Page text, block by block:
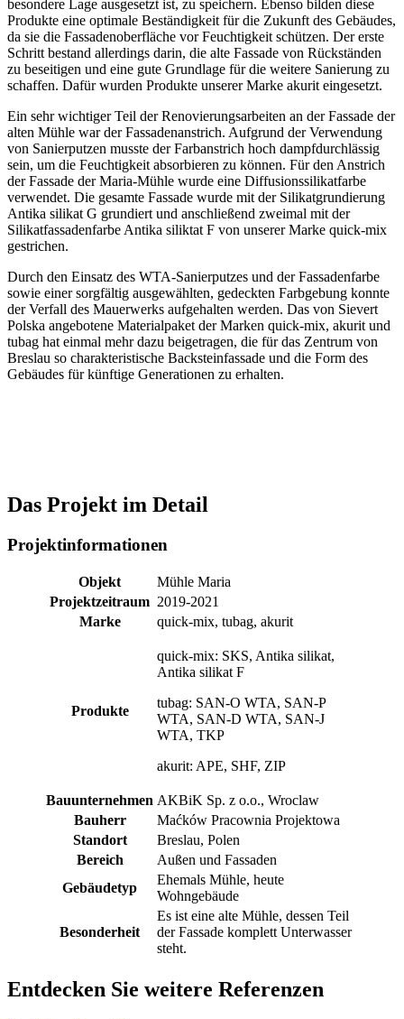
besondere Lage ausgesetzt ist, zu speichern. Ebenso bilden diese
Produkte eine optimale Beständigkeit für die Zukunft des Gebäudes,
da sie die Fassadenoberfläche vor Feuchtigkeit schützen. Der erste
Schritt bestand allerdings darin, die alte Fassade von Rückständen
zu beseitigen und eine gute Grundlage für die weitere Sanierung zu
schaffen. Dafür wurden Produkte unserer Marke akurit eingesetzt.
Ein sehr wichtiger Teil der Renovierungsarbeiten an der Fassade der
alten Mühle war der Fassadenanstrich. Aufgrund der Verwendung
von Sanierputzen musste der Farbanstrich hoch dampfdurchlässig
sein, um die Feuchtigkeit absorbieren zu können. Für den Anstrich
der Fassade der Maria-Mühle wurde eine Diffusionssilikatfarbe
verwendet. Die gesamte Fassade wurde mit der Silikatgrundierung
Antika silikat G grundiert und anschließend zweimal mit der
Silikatfassadenfarbe Antika siliktat F von unserer Marke quick-mix
gestrichen.
Durch den Einsatz des WTA-Sanierputzes und der Fassadenfarbe
sowie einer sorgfältig ausgewählten, gedeckten Farbgebung konnte
der Verfall des Mauerwerks aufgehalten werden. Das von Sievert
Polska angebotene Materialpaket der Marken quick-mix, akurit und
tubag hat einmal mehr dazu beigetragen, die für das Zentrum von
Breslau so charakteristische Backsteinfassade und die Form des
Gebäudes für künftige Generationen zu erhalten.
Das Projekt im Detail
Projektinformationen
Objekt
Mühle Maria
Projektzeitraum 2019-2021
Marke
quick-mix, tubag, akurit
Produkte
quick-mix: SKS, Antika silikat,
Antika silikat F
tubag: SAN-O WTA, SAN-P
WTA, SAN-D WTA, SAN-J
WTA, TKP
akurit: APE, SHF, ZIP
Bauunternehmen AKBiK Sp. z o.o., Wroclaw
Bauherr
Maćków Pracownia Projektowa
Standort
Breslau, Polen
Bereich
Außen und Fassaden
Gebäudetyp
Ehemals Mühle, heute
Wohngebäude
Besonderheit
Es ist eine alte Mühle, dessen Teil
der Fassade komplett Unterwasser
steht.
Entdecken Sie weitere Referenzen